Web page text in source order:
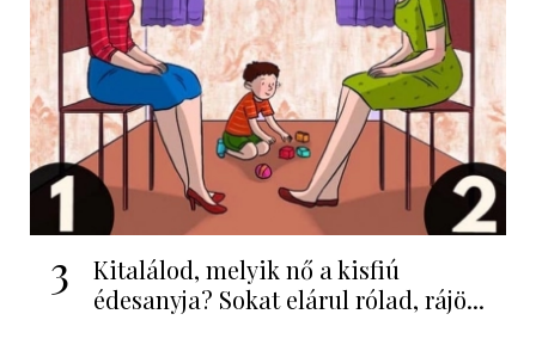
3
Kitalálod, melyik nő a kisfiú
édesanyja? Sokat elárul rólad, rájö...